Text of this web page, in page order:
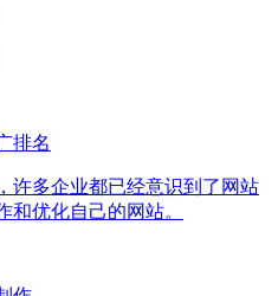
排名
许多企业都已经意识到了网站
和优化自己的网站。